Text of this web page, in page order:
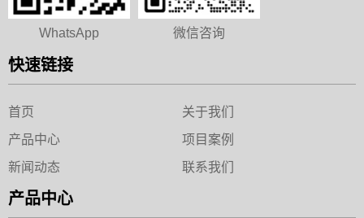
WhatsApp 微信咨询
快速链接
首页
关于我们
产品中心
项目案例
新闻动态
联系我们
产品中心